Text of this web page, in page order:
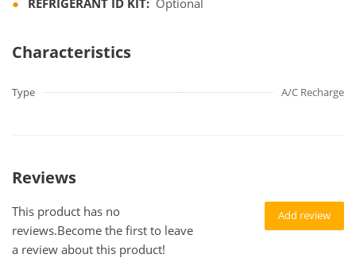
REFRIGERANT ID KIT: Optional
Characteristics
Type A/C Recharge
Reviews
Add review
This product has no
reviews.Become the first to leave
a review about this product!